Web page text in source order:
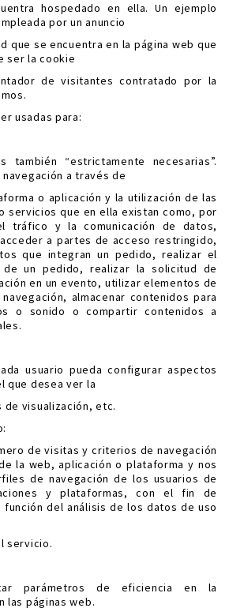
hospedado en ella. Un ejemplo
por un anuncio
que se encuentra en la página web que
ser la cookie
de visitantes contratado por la
usadas para:
también “estrictamente necesarias”.
a través de
o aplicación y la utilización de las
servicios que en ella existan como, por
tráfico y la comunicación de datos,
a partes de acceso restringido,
que integran un pedido, realizar el
un pedido, realizar la solicitud de
en un evento, utilizar elementos de
almacenar contenidos para
o sonido o compartir contenidos a
usuario pueda configurar aspectos
que desea ver la
visualización, etc.
de visitas y criterios de navegación
la web, aplicación o plataforma y nos
de navegación de los usuarios de
y plataformas, con el fin de
del análisis de los datos de uso
servicio.
parámetros de eficiencia en la
las páginas web.